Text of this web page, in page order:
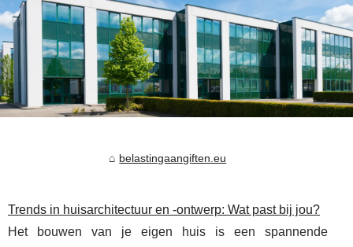
belastingaangiften.eu
Trends in huisarchitectuur en -ontwerp: Wat past bij jou?
Het bouwen van je eigen huis is een spannende